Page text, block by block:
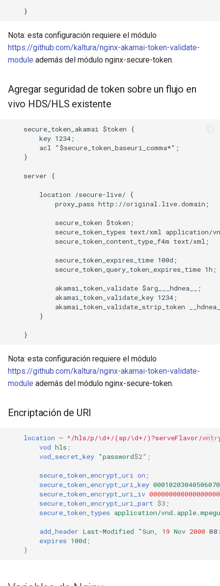
Nota: esta configuración requiere el módulo
https://github.com/kaltura/nginx-akamai-token-validate-
module además del módulo nginx-secure-token.
Agregar seguridad de token sobre un flujo en
vivo HDS/HLS existente
    secure_token_akamai $token {
        key 1234;
        acl "$secure_token_baseuri_comma*";
    }
    server {
        location /secure-live/ {
            proxy_pass http://original.live.domain;
            secure_token $token;
secure_token_types text/xml
            secure_token_content_type_f4m text/xml;
            secure_token_expires_time 100d;
            secure_token_query_token_expires_time 1h;
            akamai_token_validate $arg___hdnea__;
            akamai_token_validate_key 1234;
akamai_token_validate_strip_token
        }
Nota: esta configuración requiere el módulo
https://github.com/kaltura/nginx-akamai-token-validate-
module además del módulo nginx-secure-token.
Encriptación de URI
location ~ ^/hls/p/\d+/(sp/\d+/)?serveFlavor/
vod hls ;
vod_secret_key "password$2" ;
secure_token_encrypt_uri on ;
secure_token_encrypt_uri_key
secure_token_encrypt_uri_iv
secure_token_encrypt_uri_part $3 ;
secure_token_types application/
add_header Last-Modified "Sun, 19 Nov 2000 08
expires 100d ;
}